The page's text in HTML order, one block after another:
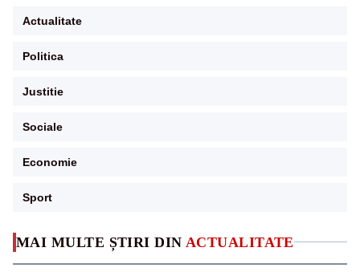
MAI MULTE ȘTIRI DIN ACTUALITATE
Actualitate
Politica
Justitie
Sociale
Economie
Sport